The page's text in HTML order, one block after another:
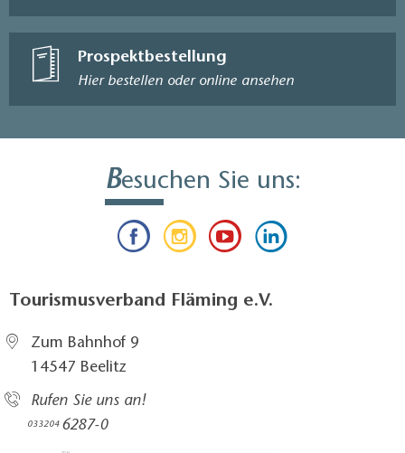
Prospektbestellung
Hier bestellen oder online ansehen
Besuchen Sie uns:
Tourismusverband Fläming e.V.
Zum Bahnhof 9
14547 Beelitz
Rufen Sie uns an!
033204 6287-0